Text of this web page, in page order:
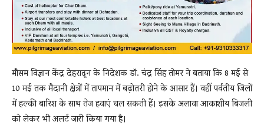
मौसम विज्ञान केंद्रदेहरादूनके निदेशकडॉ. चंद्र सिंह तोमरने बताया कि 8 मई से
10 मई तक मैदानी क्षेत्रों में तापमान में बढ़ोतरी होने के आसार हैं। वहीं पर्वतीय जिलों
में हल्की बारिश के साथ तेज हवाएं चल सकती हैं। इसके अलावा आकाशीय बिजली
को लेकर भी अलर्ट जारी किया गया है।